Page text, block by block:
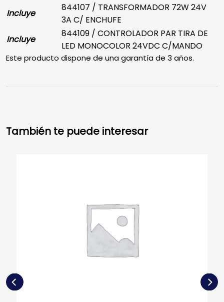
Incluye
844107 / TRANSFORMADOR 72W 24V
3A C/ ENCHUFE
Incluye
844109 / CONTROLADOR PAR TIRA DE
LED MONOCOLOR 24VDC C/MANDO
Este producto dispone de una garantía de 3 años.
También te puede interesar